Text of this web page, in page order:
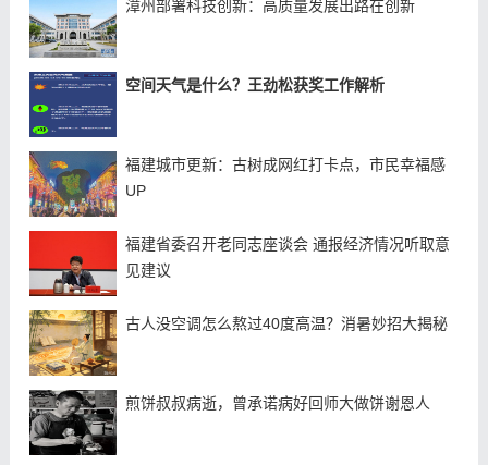
漳州部署科技创新：高质量发展出路在创新
空间天气是什么？王劲松获奖工作解析
福建城市更新：古树成网红打卡点，市民幸福感
UP
福建省委召开老同志座谈会 通报经济情况听取意
见建议
古人没空调怎么熬过40度高温？消暑妙招大揭秘
煎饼叔叔病逝，曾承诺病好回师大做饼谢恩人